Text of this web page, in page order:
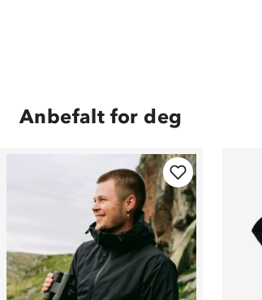
Anbefalt for deg